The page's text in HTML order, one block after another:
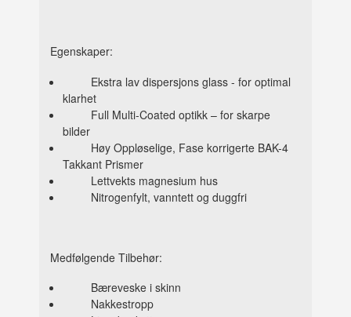
Egenskaper:
Ekstra lav dispersjons glass - for optimal
klarhet
Full Multi-Coated optikk – for skarpe
bilder
Høy Oppløselige, Fase korrigerte BAK-4
Takkant Prismer
Lettvekts magnesium hus
Nitrogenfylt, vanntett og duggfri
Medfølgende Tilbehør:
Bæreveske i skinn
Nakkestropp